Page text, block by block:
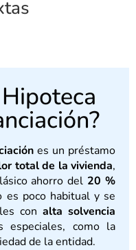
es un préstamo
total de la vivienda,
ahorro del 20 %
es poco habitual y se
con alta solvencia
especiales, como la
de la entidad.